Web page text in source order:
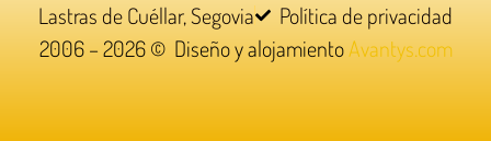
Lastras de Cuéllar, Segovia
Política de privacidad
2006 – 2026 © Diseño y alojamientoAvantys.com